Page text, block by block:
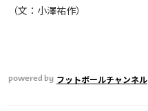
（文：小澤祐作）
powered by フットボールチャンネル